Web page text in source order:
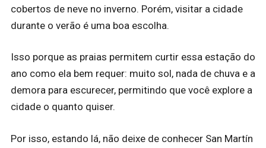
cobertos de neve no inverno. Porém, visitar a cidade
durante o verão é uma boa escolha.
Isso porque as praias permitem curtir essa estação do
ano como ela bem requer: muito sol, nada de chuva e a
demora para escurecer, permitindo que você explore a
cidade o quanto quiser.
Por isso, estando lá, não deixe de conhecer San Martín